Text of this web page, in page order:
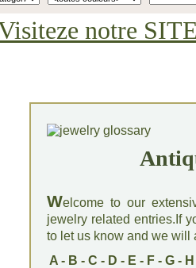
notre
Welcome to our
jewelry related entries.If
to let us know and we will
A- B - C - D - E - F- G- H